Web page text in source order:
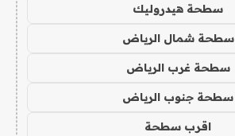
سطحة هيدروليك
سطحة شمال الرياض
سطحة غرب الرياض
سطحة جنوب الرياض
اقرب سطحة